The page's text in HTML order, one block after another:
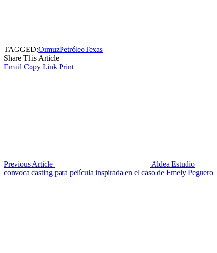
TAGGED:OrmuzPetróleoTexas
Share This Article
Email Copy Link Print
Previous Article
Aldea Estudio
convoca casting para película inspirada en el caso de Emely Peguero